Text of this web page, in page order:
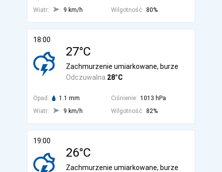
Wiatr:
9 km/h Wilgotność: 80%
18:00
27°C
Odczuwalna 28°C
Zachmurzenie umiarkowane, burze
Opad: 1.1 mm Ciśnienie: 1013 hPa
Wiatr:
9 km/h Wilgotność: 82%
19:00
26°C
Zachmurzenie umiarkowane, burze